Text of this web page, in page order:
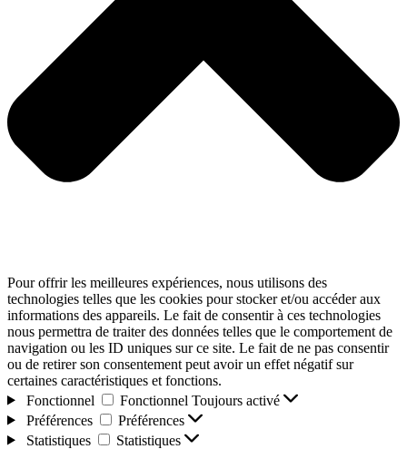
Pour offrir les meilleures expériences, nous utilisons des
technologies telles que les cookies pour stocker et/ou accéder aux
informations des appareils. Le fait de consentir à ces technologies
nous permettra de traiter des données telles que le comportement de
navigation ou les ID uniques sur ce site. Le fait de ne pas consentir
ou de retirer son consentement peut avoir un effet négatif sur
certaines caractéristiques et fonctions.
Fonctionnel
Fonctionnel Toujours activé
Préférences
Préférences
Statistiques
Statistiques